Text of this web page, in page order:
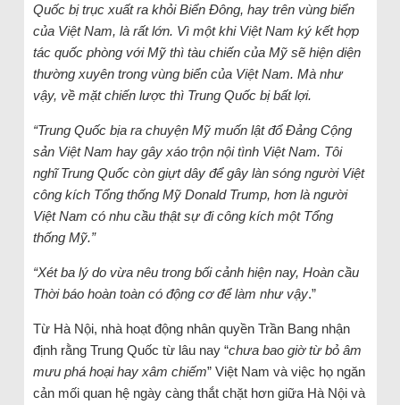
Quốc bị trục xuất ra khỏi Biển Đông, hay trên vùng biển
của Việt Nam, là rất lớn. Vì một khi Việt Nam ký kết hợp
tác quốc phòng với Mỹ thì tàu chiến của Mỹ sẽ hiện diện
thường xuyên trong vùng biển của Việt Nam. Mà như
vậy, về mặt chiến lược thì Trung Quốc bị bất lợi.
“Trung Quốc bịa ra chuyện Mỹ muốn lật đổ Đảng Cộng
sản Việt Nam hay gây xáo trộn nội tình Việt Nam. Tôi
nghĩ Trung Quốc còn giựt dây để gây làn sóng người Việt
công kích Tổng thống Mỹ Donald Trump, hơn là người
Việt Nam có nhu cầu thật sự đi công kích một Tổng
thống Mỹ.”
“Xét ba lý do vừa nêu trong bối cảnh hiện nay, Hoàn cầu
Thời báo hoàn toàn có động cơ để làm như vậy.”
Từ Hà Nội, nhà hoạt động nhân quyền Trần Bang nhận
định rằng Trung Quốc từ lâu nay “chưa bao giờ từ bỏ âm
mưu phá hoại hay xâm chiếm” Việt Nam và việc họ ngăn
cản mối quan hệ ngày càng thắt chặt hơn giữa Hà Nội và